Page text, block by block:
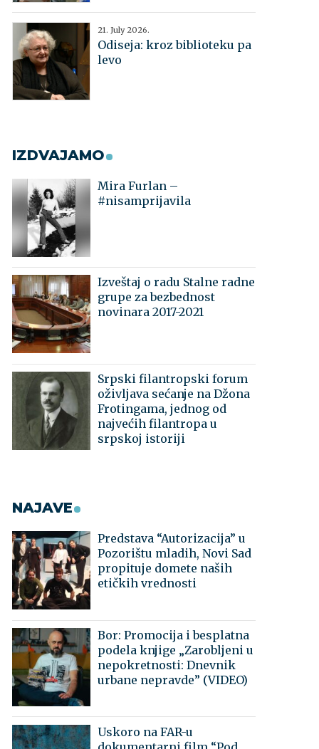
21. July 2026.
Odiseja: kroz biblioteku pa
levo
IZDVAJAMO
Mira Furlan –
#nisamprijavila
Izveštaj o radu Stalne radne
grupe za bezbednost
novinara 2017-2021
Srpski filantropski forum
oživljava sećanje na Džona
Frotingama, jednog od
najvećih filantropa u
srpskoj istoriji
NAJAVE
Predstava “Autorizacija” u
Pozorištu mladih, Novi Sad
propituje domete naših
etičkih vrednosti
Bor: Promocija i besplatna
podela knjige „Zarobljeni u
nepokretnosti: Dnevnik
urbane nepravde” (VIDEO)
Uskoro na FAR-u